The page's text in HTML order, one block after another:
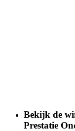
Bekijk de
Prestatie